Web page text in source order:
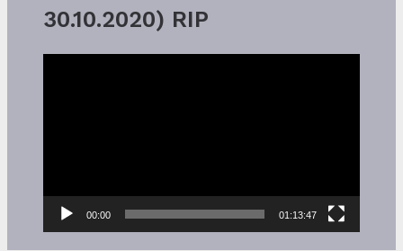
30.10.2020) RIP
00:00 01:13:47